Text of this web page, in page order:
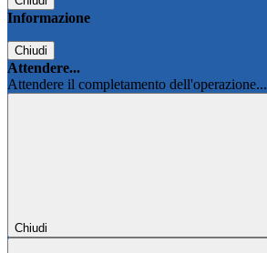
Informazione
Chiudi
Attendere...
Attendere il completamento dell'operazione...
Chiudi